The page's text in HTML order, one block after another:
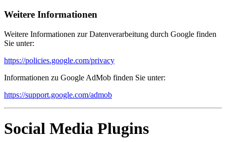
Weitere Informationen
Weitere Informationen zur Datenverarbeitung durch Google finden
Sie unter:
https://policies.google.com/privacy
Informationen zu Google AdMob finden Sie unter:
https://support.google.com/admob
Social Media Plugins